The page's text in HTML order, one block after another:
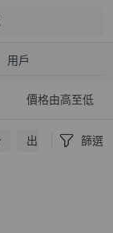
用戶
價格由高至低
出貨地點 篩選